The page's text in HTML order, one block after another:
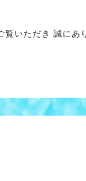
覧いただき 誠に